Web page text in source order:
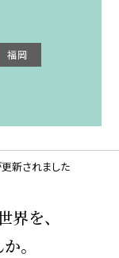
福岡
更新されました
を、
。